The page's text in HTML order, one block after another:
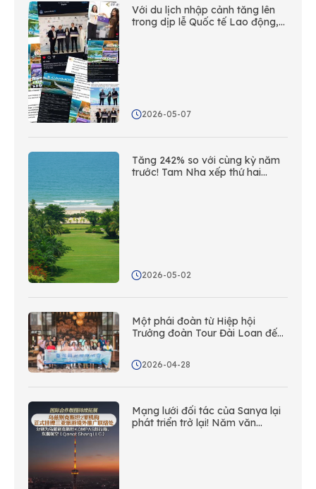
Với du lịch nhập cảnh tăng lên
trong dịp lễ Quốc tế Lao động,
2026-05-07
Tăng 242% so với cùng kỳ năm
trước! Tam Nha xếp thứ hai
2026-05-02
Một phái đoàn từ Hiệp hội
Trưởng đoàn Tour Đài Loan đến
cơ hội hợp tác mới thông qua
hợp tác có mục tiêu!
2026-04-28
Mạng lưới đối tác của Sanya lại
phát triển trở lại! Năm văn